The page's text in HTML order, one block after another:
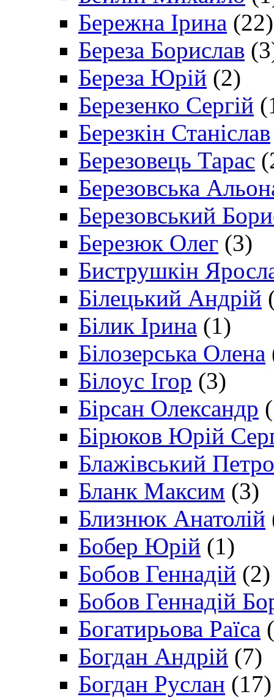
Бережна Ірина (22)
Береза Борислав
Береза Юрій (2)
Березенко Сергій
Березкін Станіслав
Березовець Тарас
Березовська
Березовський
Березюк Олег (3)
Биструшкін
Білецький Андрій
Білик Ірина (1)
Білозерська Олена
Білоус Ігор (3)
Бірсан Олександр
Бірюков Юрій
Блажівський Петро
Бланк Максим (3)
Близнюк Анатолій
Бобер Юрій (1)
Бобов Геннадій (2)
Бобов Геннадій
Богатирьова Раїса
Богдан Андрій (7)
Богдан Руслан (17)